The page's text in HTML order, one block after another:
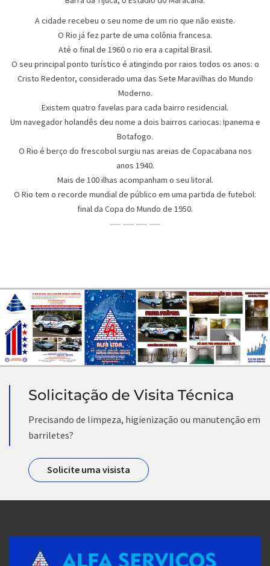
A cidade recebeu o seu nome de um rio que não existe.
O Rio já fez parte de uma colônia francesa.
Até o final de 1960 o rio era a capital Brasil.
O seu principal ponto turístico é atingindo por raios todos os anos: o
Cristo Redentor, considerado uma das Sete Maravilhas do Mundo
Moderno.
Existem quatro favelas para cada bairro residencial.
Um navegador holandês deu nome a dois bairros cariocas: Ipanema e
Botafogo.
O Rio é berço do frescobol surgiu nas areias de Copacabana nos
anos 1940.
Mais de 100 ilhas acompanham o seu litoral.
O Rio tem o recorde mundial de público em uma partida de futebol:
final da Copa do Mundo de 1950.
Solicitação de Visita Técnica
Precisando de limpeza, higienização ou manutenção em
barriletes?
Solicite uma visista